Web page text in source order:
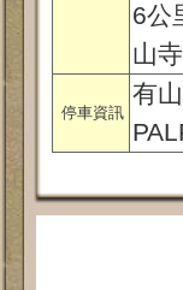
6公
山
停車資訊
有